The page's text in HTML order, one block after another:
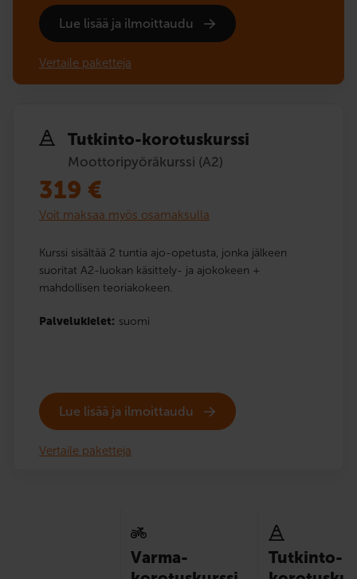
Lue lisää ja ilmoittaudu
Vertaile paketteja
Tutkinto-korotuskurssi
Moottoripyöräkurssi (A2)
319 €
Voit maksaa myös osamaksulla
Kurssi sisältää 2 tuntia ajo-opetusta, jonka jälkeen
suoritat A2-luokan käsittely- ja ajokokeen +
mahdollisen teoriakokeen.
Palvelukielet: suomi
Lue lisää ja ilmoittaudu
Vertaile paketteja
Varma-
Tutkinto-